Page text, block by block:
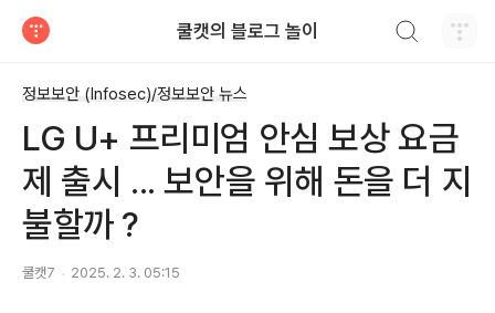
쿨캣의 블로그 놀이
정보보안 (Infosec)/정보보안 뉴스
LG U+ 프리미엄 안심 보상 요금
제 출시 ... 보안을 위해 돈을 더 지
불할까 ?
쿨캣7 2025. 2. 3. 05:15